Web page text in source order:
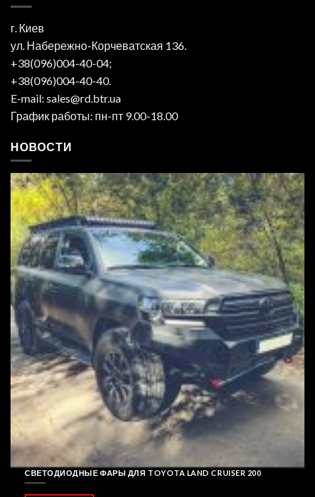
г. Киев
ул. Набережно-Корчеватская 136.
+38(096)004-40-04;
+38(096)004-40-40.
E-mail: sales@rd.btr.ua
График работы: пн-пт 9.00-18.00
НОВОСТИ
СВЕТОДИОДНЫЕ ФАРЫ ДЛЯ TOYOTA LAND CRUISER 200